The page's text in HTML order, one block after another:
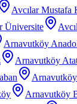
Avcılar Mustafa
Üniversite
Arnavutköy
Arnavutköy
Arnavutköy